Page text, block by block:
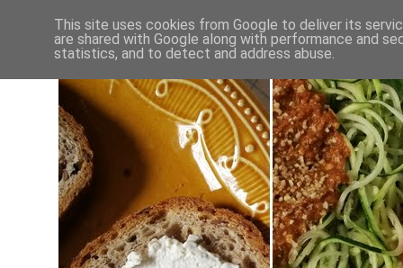
This site uses cookies from Google to deliver its
are shared with Google along with performance and
statistics, and to detect and address abuse.